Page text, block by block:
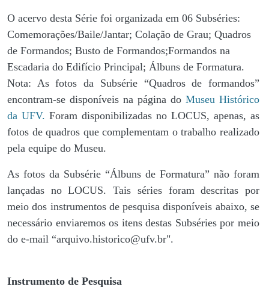
O acervo desta Série foi organizada em 06 Subséries:
Comemorações/Baile/Jantar; Colação de Grau; Quadros
de Formandos; Busto de Formandos;Formandos na
Escadaria do Edifício Principal; Álbuns de Formatura.
Nota: As fotos da Subsérie “Quadros de formandos”
encontram-se disponíveis na página do Museu Histórico
da UFV. Foram disponibilizadas no LOCUS, apenas, as
fotos de quadros que complementam o trabalho realizado
pela equipe do Museu.
As fotos da Subsérie “Álbuns de Formatura” não foram
lançadas no LOCUS. Tais séries foram descritas por
meio dos instrumentos de pesquisa disponíveis abaixo, se
necessário enviaremos os itens destas Subséries por meio
do e-mail “arquivo.historico@ufv.br".
Instrumento de Pesquisa